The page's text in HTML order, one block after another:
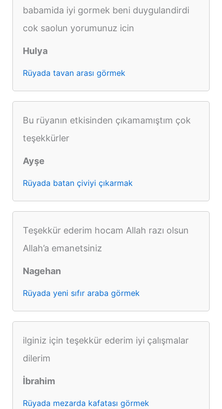
babamida iyi gormek beni duygulandirdi
cok saolun yorumunuz icin
Hulya
Rüyada tavan arası görmek
Bu rüyanın etkisinden çıkamamıştım çok
teşekkürler
Ayşe
Rüyada batan çiviyi çıkarmak
Teşekkür ederim hocam Allah razı olsun
Allah’a emanetsiniz
Nagehan
Rüyada yeni sıfır araba görmek
ilginiz için teşekkür ederim iyi çalışmalar
dilerim
İbrahim
Rüyada mezarda kafatası görmek